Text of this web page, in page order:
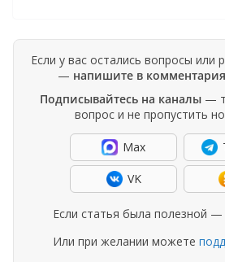
Если у вас остались вопросы или
— напишите в
Подписывайтесь на каналы —
вопрос и не пропустить
Max
VK
Если статья была полезной
Или при желании можете